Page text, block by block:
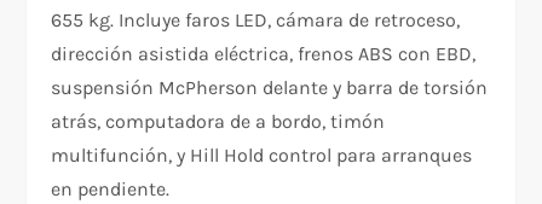
655 kg. Incluye faros LED, cámara de retroceso,
dirección asistida eléctrica, frenos ABS con EBD,
suspensión McPherson delante y barra de torsión
atrás, computadora de a bordo, timón
multifunción, y Hill Hold control para arranques
en pendiente.​